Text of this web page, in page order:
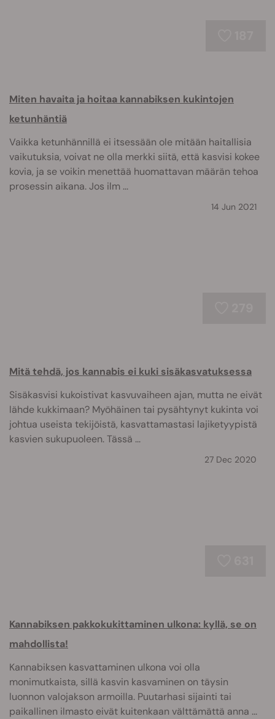
Miten havaita ja hoitaa kannabiksen kukintojen
ketunhäntiä
Vaikka ketunhännillä ei itsessään ole mitään haitallisia
vaikutuksia, voivat ne olla merkki siitä, että kasvisi kokee
kovia, ja se voikin menettää huomattavan määrän tehoa
prosessin aikana. Jos ilm ...
14 Jun 2021
Mitä tehdä, jos kannabis ei kuki sisäkasvatuksessa
Sisäkasvisi kukoistivat kasvuvaiheen ajan, mutta ne eivät
lähde kukkimaan? Myöhäinen tai pysähtynyt kukinta voi
johtua useista tekijöistä, kasvattamastasi lajiketyypistä
kasvien sukupuoleen. Tässä ...
27 Dec 2020
Kannabiksen pakkokukittaminen ulkona: kyllä, se on
mahdollista!
Kannabiksen kasvattaminen ulkona voi olla
monimutkaista, sillä kasvin kasvaminen on täysin
luonnon valojakson armoilla. Puutarhasi sijainti tai
paikallinen ilmasto eivät kuitenkaan välttämättä anna ...